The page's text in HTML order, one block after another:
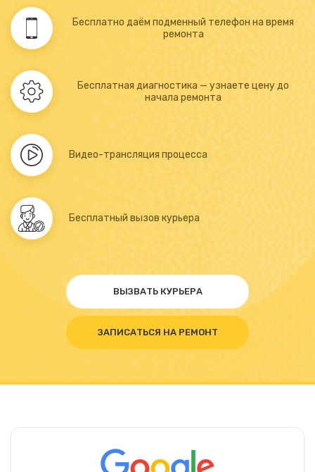
Бесплатно даём подменный телефон на время
ремонта
Бесплатная диагностика — узнаете цену до
начала ремонта
Видео-трансляция процесса
Бесплатный вызов курьера
ВЫЗВАТЬ КУРЬЕРА
ЗАПИСАТЬСЯ НА РЕМОНТ